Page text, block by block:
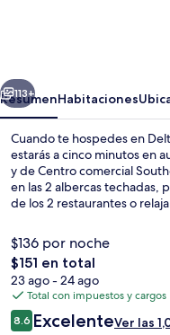
Calgary
South
Siguiente
113+
ResumenHabitaciones
Cuando te hospedes en
estarás a cinco minutos en
y de Centro comercial
en las 2 albercas techadas,
de los 2 restaurantes o
hidromasaje, sala de
microondas. A otros
propiedad está a una corta
transporte público: Estación
minutos.
$136 por noche
El
precio
total
es
de
$151 en total
23 ago - 24 ago
Total con impuestos y cargos
Opiniones
8.68.6 de 10,
ExcelenteVer las